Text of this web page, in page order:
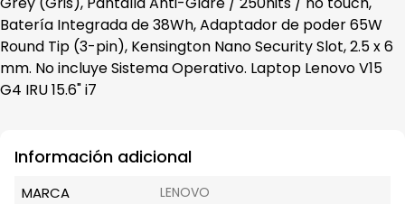
Batería Integrada de 38Wh, Adaptador de poder 65W
Round Tip (3-pin), Kensington Nano Security Slot, 2.5 x 6
mm. No incluye Sistema Operativo. Laptop Lenovo V15
G4 IRU 15.6" i7
Información adicional
MARCA LENOVO